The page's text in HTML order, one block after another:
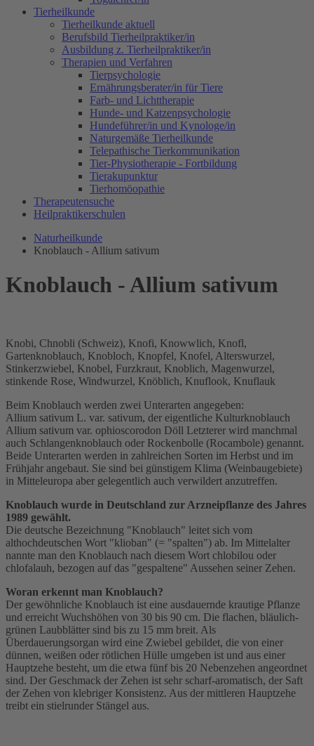
Tierheilkunde
Tierheilkunde aktuell
Berufsbild Tierheilpraktiker/in
Ausbildung z. Tierheilpraktiker/in
Therapien und Verfahren
Tierpsychologie
Ernährungsberater/in für Tiere
Farb- und Lichttherapie
Hunde- und Katzenpsychologie
Hundeführer/in und Kynologe/in
Naturgemäße Tierheilkunde
Telepathische Tierkommunikation
Tier-Physiotherapie - Fortbildung
Tierakupunktur
Tierhomöopathie
Therapeutensuche
Heilpraktikerschulen
Naturheilkunde
Knoblauch - Allium sativum
Knoblauch - Allium sativum
Knobi, Chnobli (Schweiz), Knofi, Knowwlich, Knofl,
Gartenknoblauch, Knobloch, Knopfel, Knofel, Alterswurzel,
Stinkerzwiebel, Knobel, Furzkraut, Knoblich, Magenwurzel,
stinkende Rose, Windwurzel, Knöblich, Knuflook, Knuflauk
Beim Knoblauch werden zwei Unterarten angegeben:
Allium sativum L. var. sativum, der eigentliche Kulturknoblauch
Allium sativum var. ophioscorodon Döll Letzterer wird manchmal
auch Schlangenknoblauch oder Rockenbolle (Rocambole) genannt.
Beide Unterarten werden in zahlreichen Sorten im Herbst und im
Frühjahr angebaut. Sie sind bei günstigem Klima (Weinbaugebiete)
in Mitteleuropa aber gelegentlich auch verwildert anzutreffen.
Knoblauch wurde in Deutschland zur Arzneipflanze des Jahres
1989 gewählt.
Die deutsche Bezeichnung "Knoblauch" leitet sich vom
althochdeutschen Wort "klioban" (= "spalten") ab. Im Mittelalter
nannte man den Knoblauch nach diesem Wort chlobilou oder
chlofalauh, bezogen auf das "gespaltene" Aussehen seiner Zehen.
Woran erkennt man Knoblauch?
Der gewöhnliche Knoblauch ist eine ausdauernde krautige Pflanze
und erreicht Wuchshöhen von 30 bis 90 cm. Die flachen, bläulich-
grünen Laubblätter sind bis zu 15 mm breit. Als
Überdauerungsorgan wird eine Zwiebel gebildet, die von einer
dünnen, weißen oder rötlichen Hülle umgeben ist und aus einer
Hauptzehe besteht, um die etwa fünf bis 20 Nebenzehen angeordnet
sind. Der Geschmack der Zehen ist sehr scharf-aromatisch, der Saft
der Zehen von klebriger Konsistenz. Aus der mittleren Hauptzehe
treibt ein stielrunder Stängel aus.